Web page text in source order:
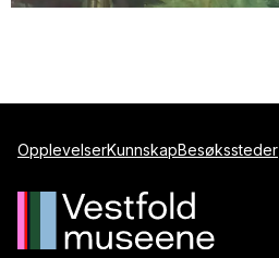
OpplevelserKunnskapBesøkssteder